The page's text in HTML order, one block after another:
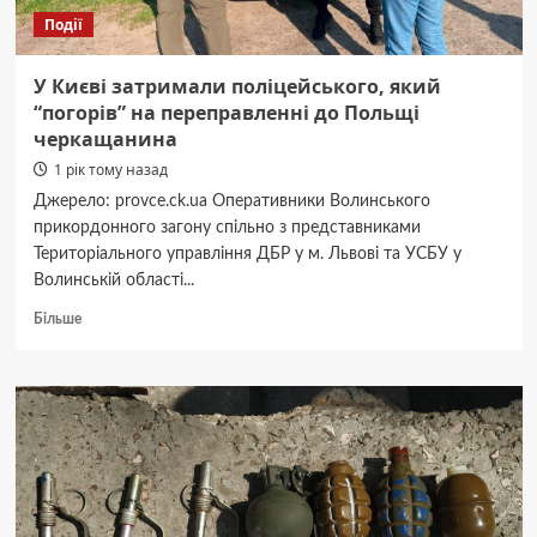
Події
У Києві затримали поліцейського, який
“погорів” на переправленні до Польщі
черкащанина
1 рік тому назад
Джерело: provce.ck.ua Оперативники Волинського
прикордонного загону спільно з представниками
Територіального управління ДБР у м. Львові та УСБУ у
Волинській області...
БільшеДокладніше
Києві
затримали
поліцейського,
який
“погорів”
на
переправленні